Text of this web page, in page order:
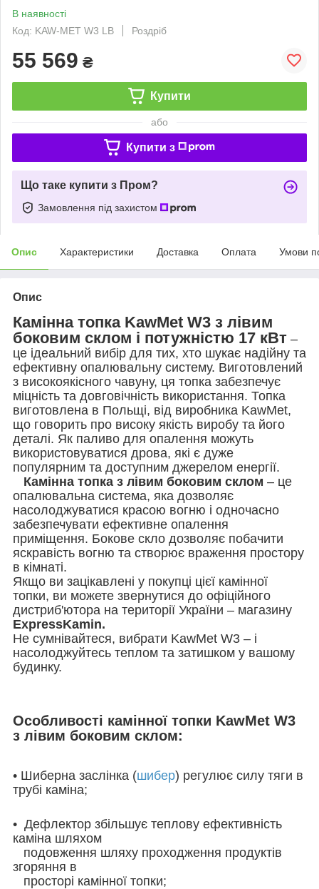
В наявності
Код: KAW-MET W3 LB
Роздріб
55 569 ₴
Купити
або
Купити з
Що таке купити з Пром?
Замовлення під захистом
Опис Характеристики Доставка Оплата Умови
Опис
Камінна топка KawMet W3 з лівим
боковим склом і потужністю 17 кВт –
це ідеальний вибір для тих, хто шукає надійну та
ефективну опалювальну систему. Виготовлений
з високоякісного чавуну, ця топка забезпечує
міцність та довговічність використання. Топка
виготовлена в Польщі, від виробника KawMet,
що говорить про високу якість виробу та його
деталі. Як паливо для опалення можуть
використовуватися дрова, які є дуже
популярним та доступним джерелом енергії.
Камінна топка з лівим боковим склом – це
опалювальна система, яка дозволяє
насолоджуватися красою вогню і одночасно
забезпечувати ефективне опалення
приміщення. Бокове скло дозволяє побачити
яскравість вогню та створює враження простору
в кімнаті.
Якщо ви зацікавлені у покупці цієї камінної
топки, ви можете звернутися до офіційного
дистриб'ютора на території України – магазину
ExpressKamin.
Не сумнівайтеся, вибрати KawMet W3 – і
насолоджуйтесь теплом та затишком у вашому
будинку.
Особливості камінної топки KawMet W3
з лівим боковим склом:
• Шиберна заслінка (шибер) регулює силу тяги в
трубі каміна;
• Дефлектор збільшує теплову ефективність
каміна шляхом
подовження шляху проходження продуктів
згоряння в
просторі камінної топки;